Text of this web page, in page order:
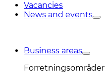
Vacancies
News and events
Business areas
Forretningsområder